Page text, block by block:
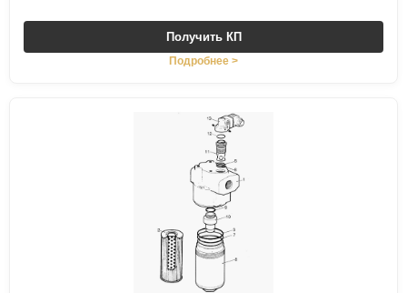
Получить КП
Подробнее >